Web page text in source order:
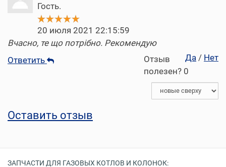
Гость.
20 июля 2021 22:15:59
Вчасно, те що потрібно. Рекомендую
Да / Нет
Отзыв
полезен? 0
Ответить
Оставить отзыв
ЗАПЧАСТИ ДЛЯ ГАЗОВЫХ КОТЛОВ И КОЛОНОК: